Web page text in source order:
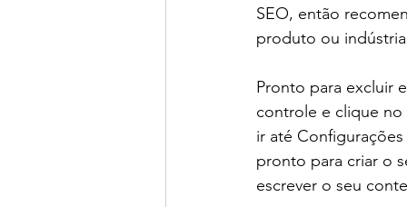
SEO, então
produto ou
Pronto para excluir
controle e clique
ir até
pronto para criar o
escrever o seu